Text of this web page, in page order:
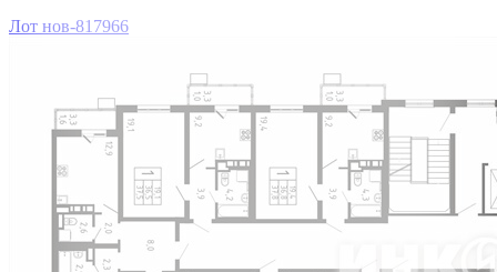
Лот нов-817966